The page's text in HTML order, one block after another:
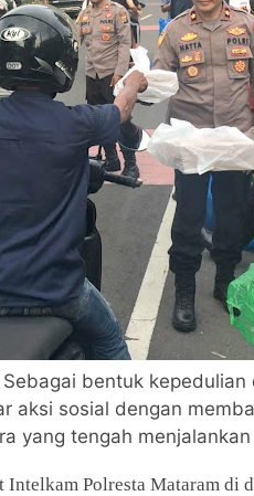
Sebagai bentuk
aksi sosial dengan
yang tengah
Polresta Mataram di